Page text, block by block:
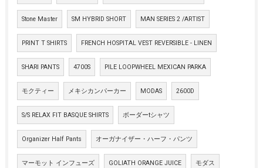
Stone Master SM HYBRID SHORT MAN SERIES 2 /ARTIST
PRINT T SHIRTS FRENCH HOSPITAL VEST REVERSIBLE - LINEN
SHARI PANTS 4700S PILE LOOPWHEEL MEXICAN PARKA
モクティー メキシカンパーカー MODAS 2600D
S/S RELAX FIT BASQUE SHIRTS ボーダーtシャツ
Organizer Half Pants オーガナイザー・ハーフ・パンツ
マーモット インフューズ GOLIATH ORANGE JUICE モダス